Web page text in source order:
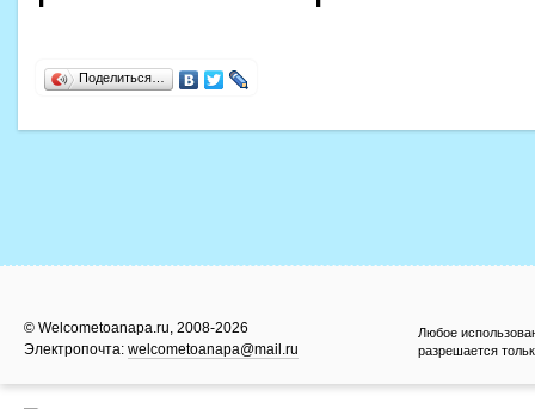
Поделиться…
© Welcometoanapa.ru, 2008-2026
Электропочта: welcometoanapa@mail.ru
Любое
разрешается